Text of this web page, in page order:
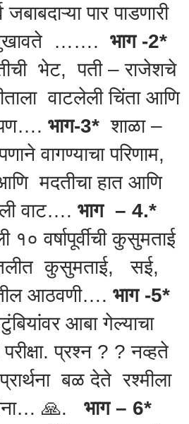
पार पाडणारी
सुखावते ……. भाग -2*
भेट, पती – राजेशचे
वाटलेली चिंता आणि
भाग-3* शाळा –
वागण्याचा परिणाम,
मदतीचा हात आणि
वाट…. भाग – 4.*
१० वर्षापूर्वीची कुसुमताई
कुसुमताई, सई,
आठवणी…. भाग -5*
आबा गेल्याचा
प्रश्न ? ? नव्हते
बळ देते रश्मीला
🙏. भाग – 6*